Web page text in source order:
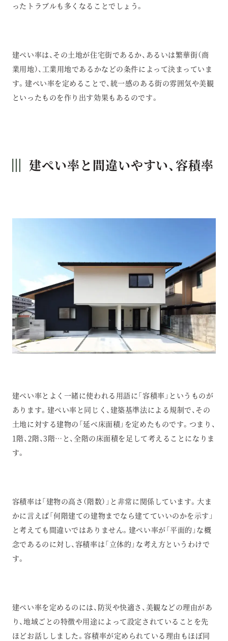
ったトラブルも多くなることでしょう。
建ぺい率は、その土地が住宅街であるか、あるいは繁華街（商
業用地）、工業用地であるかなどの条件によって決まっていま
す。建ぺい率を定めることで、統一感のある街の雰囲気や美観
といったものを作り出す効果もあるのです。
建ぺい率と間違いやすい、容積率
建ぺい率とよく一緒に使われる用語に「容積率」というものが
あります。建ぺい率と同じく、建築基準法による規制で、その
土地に対する建物の「延べ床面積」を定めたものです。つまり、
1階、2階、3階…と、全階の床面積を足して考えることになりま
す。
容積率は「建物の高さ（階数）」と非常に関係しています。大ま
かに言えば「何階建ての建物までなら建てていいのかを示す」
と考えても間違いではありません。建ぺい率が「平面的」な概
念であるのに対し、容積率は「立体的」な考え方というわけで
す。
建ぺい率を定めるのには、防災や快適さ、美観などの理由があ
り、地域ごとの特徴や用途によって設定されていることを先
ほどお話ししました。容積率が定められている理由もほぼ同